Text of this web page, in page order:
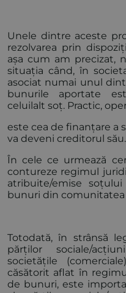
Unele dintre aceste
rezolvarea prin
așa cum am precizat,
situația când, în
asociat numai unul
bunurile aportate
celuilalt soț. Practic,
este cea de finanțare a
va deveni creditorul său.
În cele ce urmează
contureze regimul
atribuite/emise
bunuri din
Totodată, în strânsă
părților sociale/
societățile
căsătorit aflat în
de bunuri, este